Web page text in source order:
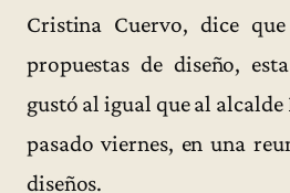
Cristina Cuervo, dice
propuestas de diseño,
gustó al igual que al
pasado viernes, en una
diseños.